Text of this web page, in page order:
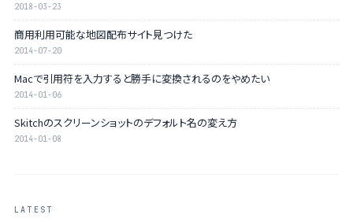
2018-03-23
商用利用可能な地図配布サイト見つけた
2014-07-20
Macで引用符を入力すると勝手に変換されるのをやめたい
2014-01-06
Skitchのスクリーンショットのデフォルト名の変え方
2014-01-08
LATEST